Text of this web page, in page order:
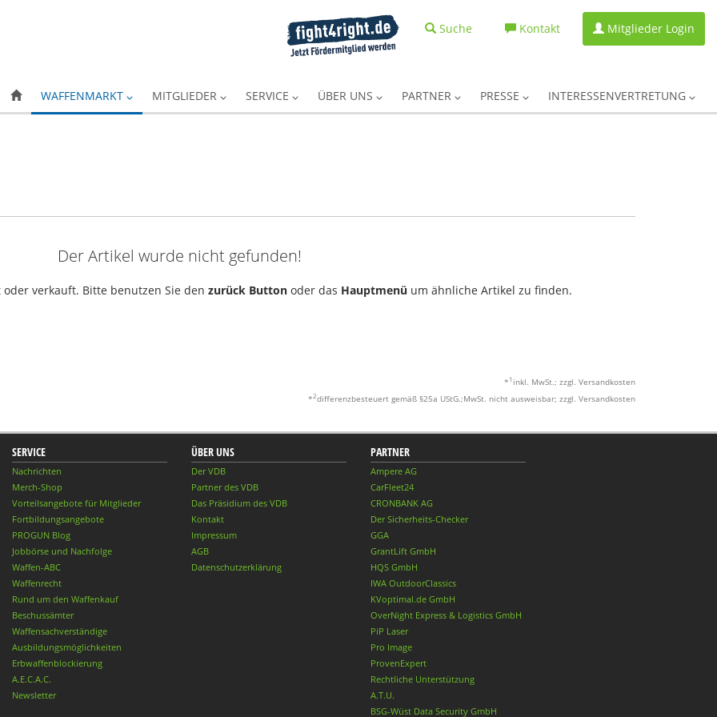
Suche Kontakt Mitglieder Login
WAFFENMARKT MITGLIEDER SERVICE ÜBER UNS PARTNER PRESSE INTERESSENVERTRETUNG
Der Artikel wurde nicht gefunden!
verkauft. Bitte benutzen Sie den zurück Button oder das Hauptmenü um ähnliche Artikel zu finden.
* 1 inkl. MwSt.; zzgl. Versandkosten
*2differenzbesteuert gemäß §25a UStG.;MwSt. nicht ausweisbar; zzgl. Versandkosten
SERVICE
Nachrichten
Merch-Shop
Vorteilsangebote für Mitglieder
Fortbildungsangebote
PROGUN Blog
Jobbörse und Nachfolge
Waffen-ABC
Waffenrecht
Rund um den Waffenkauf
Beschussämter
Waffensachverständige
Ausbildungsmöglichkeiten
Erbwaffenblockierung
A.E.C.A.C.
Newsletter
ÜBER UNS
Der VDB
Partner des VDB
Das Präsidium des VDB
Kontakt
Impressum
AGB
Datenschutzerklärung
PARTNER
Ampere AG
CarFleet24
CRONBANK AG
Der Sicherheits-Checker
GGA
GrantLift GmbH
HQS GmbH
IWA OutdoorClassics
KVoptimal.de GmbH
OverNight Express & Logistics GmbH
PiP Laser
Pro Image
ProvenExpert
Rechtliche Unterstützung
A.T.U.
BSG-Wüst Data Security GmbH